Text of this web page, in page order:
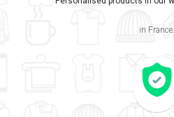
in France.